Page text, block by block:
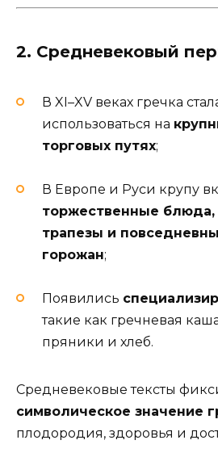
2. Средневековый
В XI–XV веках гречка
использоваться на
торговых путях;
В Европе и Руси крупу
торжественные блюда,
трапезы и
горожан;
Появились
такие как гречневая
пряники и хлеб.
Средневековые тексты
символическое значение
плодородия, здоровья и